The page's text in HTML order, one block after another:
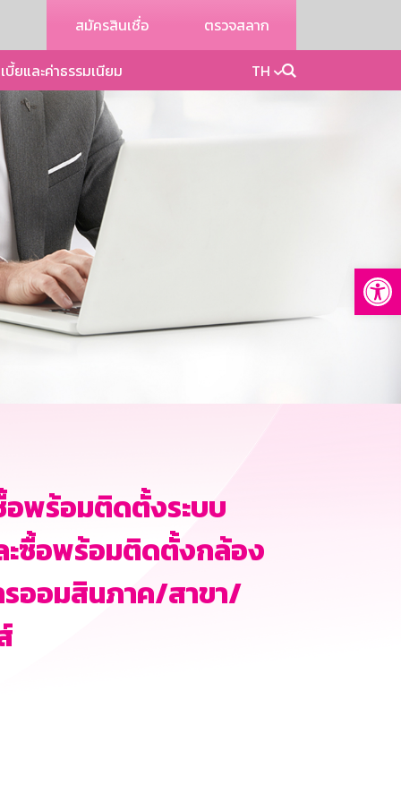
สมัครสินเชื่อ ตรวจสลาก
บี้ยและค่าธรรมเนียม TH
อพร้อมติดตั้งระบบ
ะซื้อพร้อมติดตั้งกล้อง
รออมสินภาค/สาขา/